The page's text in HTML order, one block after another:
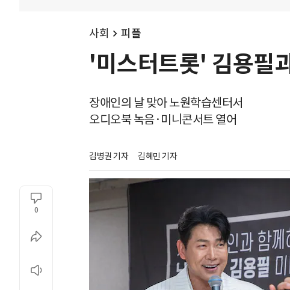
사회 피플
'미스터트롯' 김용필
장애인의 날 맞아 노원학습센터서
오디오북 녹음·미니콘서트 열어
김병권 기자 김혜민 기자
0